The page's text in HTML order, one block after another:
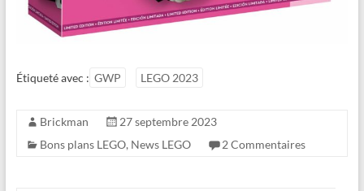
Étiqueté avec : GWP LEGO 2023
Brickman
27 septembre 2023
Bons plans LEGO, News LEGO 2 Commentaires